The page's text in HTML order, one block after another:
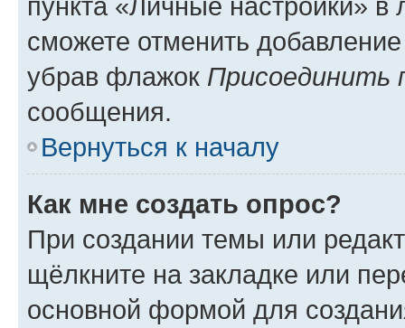
сможете отменить
убрав флажок Присоединить
сообщения.
Вернуться к началу
Как мне создать опрос?
При создании темы или
щёлкните на закладке или
основной формой для